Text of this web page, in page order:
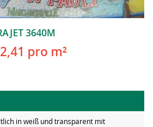
3640M
pro m²
in weiß und transparent mit